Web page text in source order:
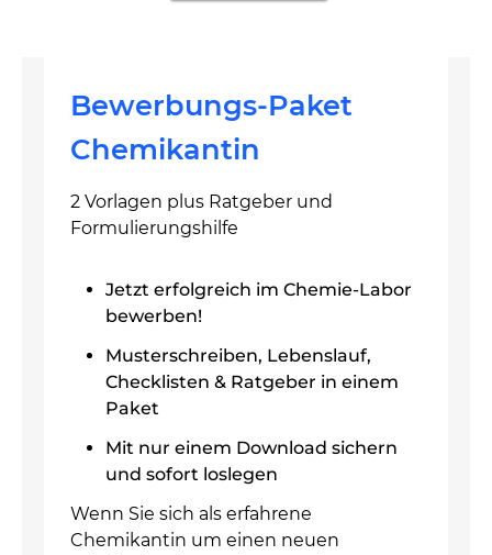
Bewerbungs-Paket
Chemikantin
2 Vorlagen plus Ratgeber und
Formulierungshilfe
Jetzt erfolgreich im Chemie-Labor
bewerben!
Musterschreiben, Lebenslauf,
Checklisten & Ratgeber in einem
Paket
Mit nur einem Download sichern
und sofort loslegen
Wenn Sie sich als erfahrene
Chemikantin um einen neuen